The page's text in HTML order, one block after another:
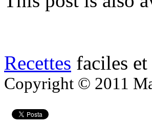
Recettes faciles
Copyright © 2011